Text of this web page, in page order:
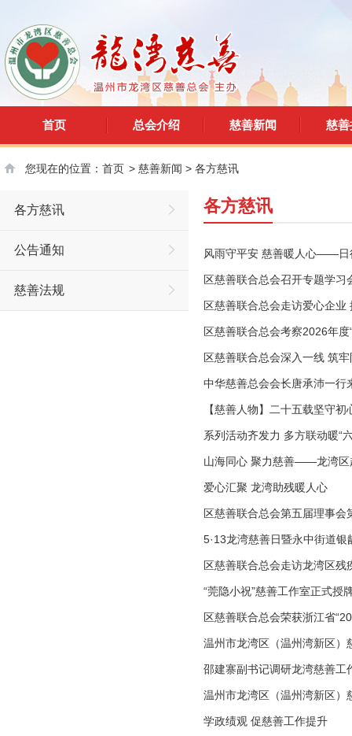
首页 总会介绍 慈善新闻 慈善
您现在的位置： 首页 > 慈善新闻 > 各方慈讯
各方慈讯
公告通知
慈善法规
各方慈讯
风雨守平安 慈善暖人心——日
区慈善联合总会召开专题学
区慈善联合总会走访爱心企业
区慈善联合总会考察2026年
区慈善联合总会深入一线 筑
中华慈善总会会长唐承沛一行
【慈善人物】二十五载坚守
系列活动齐发力 多方联动暖“
山海同心 聚力慈善——龙湾区
爱心汇聚 龙湾助残暖人心
区慈善联合总会第五届理事会
5·13龙湾慈善日暨永中街道
区慈善联合总会走访龙湾区
“莞隐小祝”慈善工作室正式授
区慈善联合总会荣获浙江省
温州市龙湾区（温州湾新区）
邵建寨副书记调研龙湾慈善工
温州市龙湾区（温州湾新区）
学政绩观 促慈善工作提升